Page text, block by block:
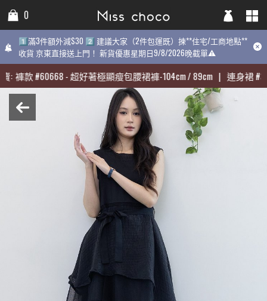
0
1️⃣滿3件額外減$30 2️⃣ 建議大家（2件包運既）揀**住宅/工商地點**
收貨 京東直接送上門！ 新貨優惠星期日9/8/2026晚截單⚠️
褲款#60668-超好著極顯瘦包腰裙褲-104cm / 89cm | 連身裙#
0
1️⃣滿3件額外減$30 2️⃣ 建議大家（2件包運既）揀**住宅/工商地點**
收貨 京東直接送上門！ 新貨優惠星期日9/8/2026晚截單⚠️
褲款#60668-超好著極顯瘦包腰裙褲-104cm / 89cm | 連身裙#
1️⃣滿3件額外減$30 2️⃣ 建議大家（2件包運既）揀**住宅/工商地點**
9/8/2026晚截單⚠️
最熱賣: 褲款#60668-超好著極顯瘦包腰裙褲-104cm / 89cm | 連